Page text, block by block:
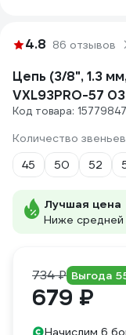
4.8 86 отзывов
Цепь (3/8", 1.3
VXL93PRO-57
Код товара: 15779847
Количество звеньев
45
50 52
Лучшая цена
Ниже средней
734 ₽ Выгода
679 ₽
Начислим 6